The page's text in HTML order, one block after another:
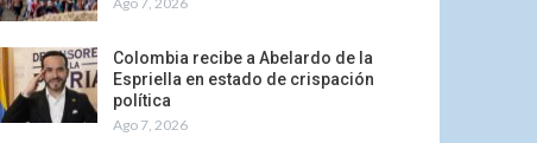
Colombia recibe a Abelardo de la
Espriella en estado de crispación
política
Ago 7, 2026